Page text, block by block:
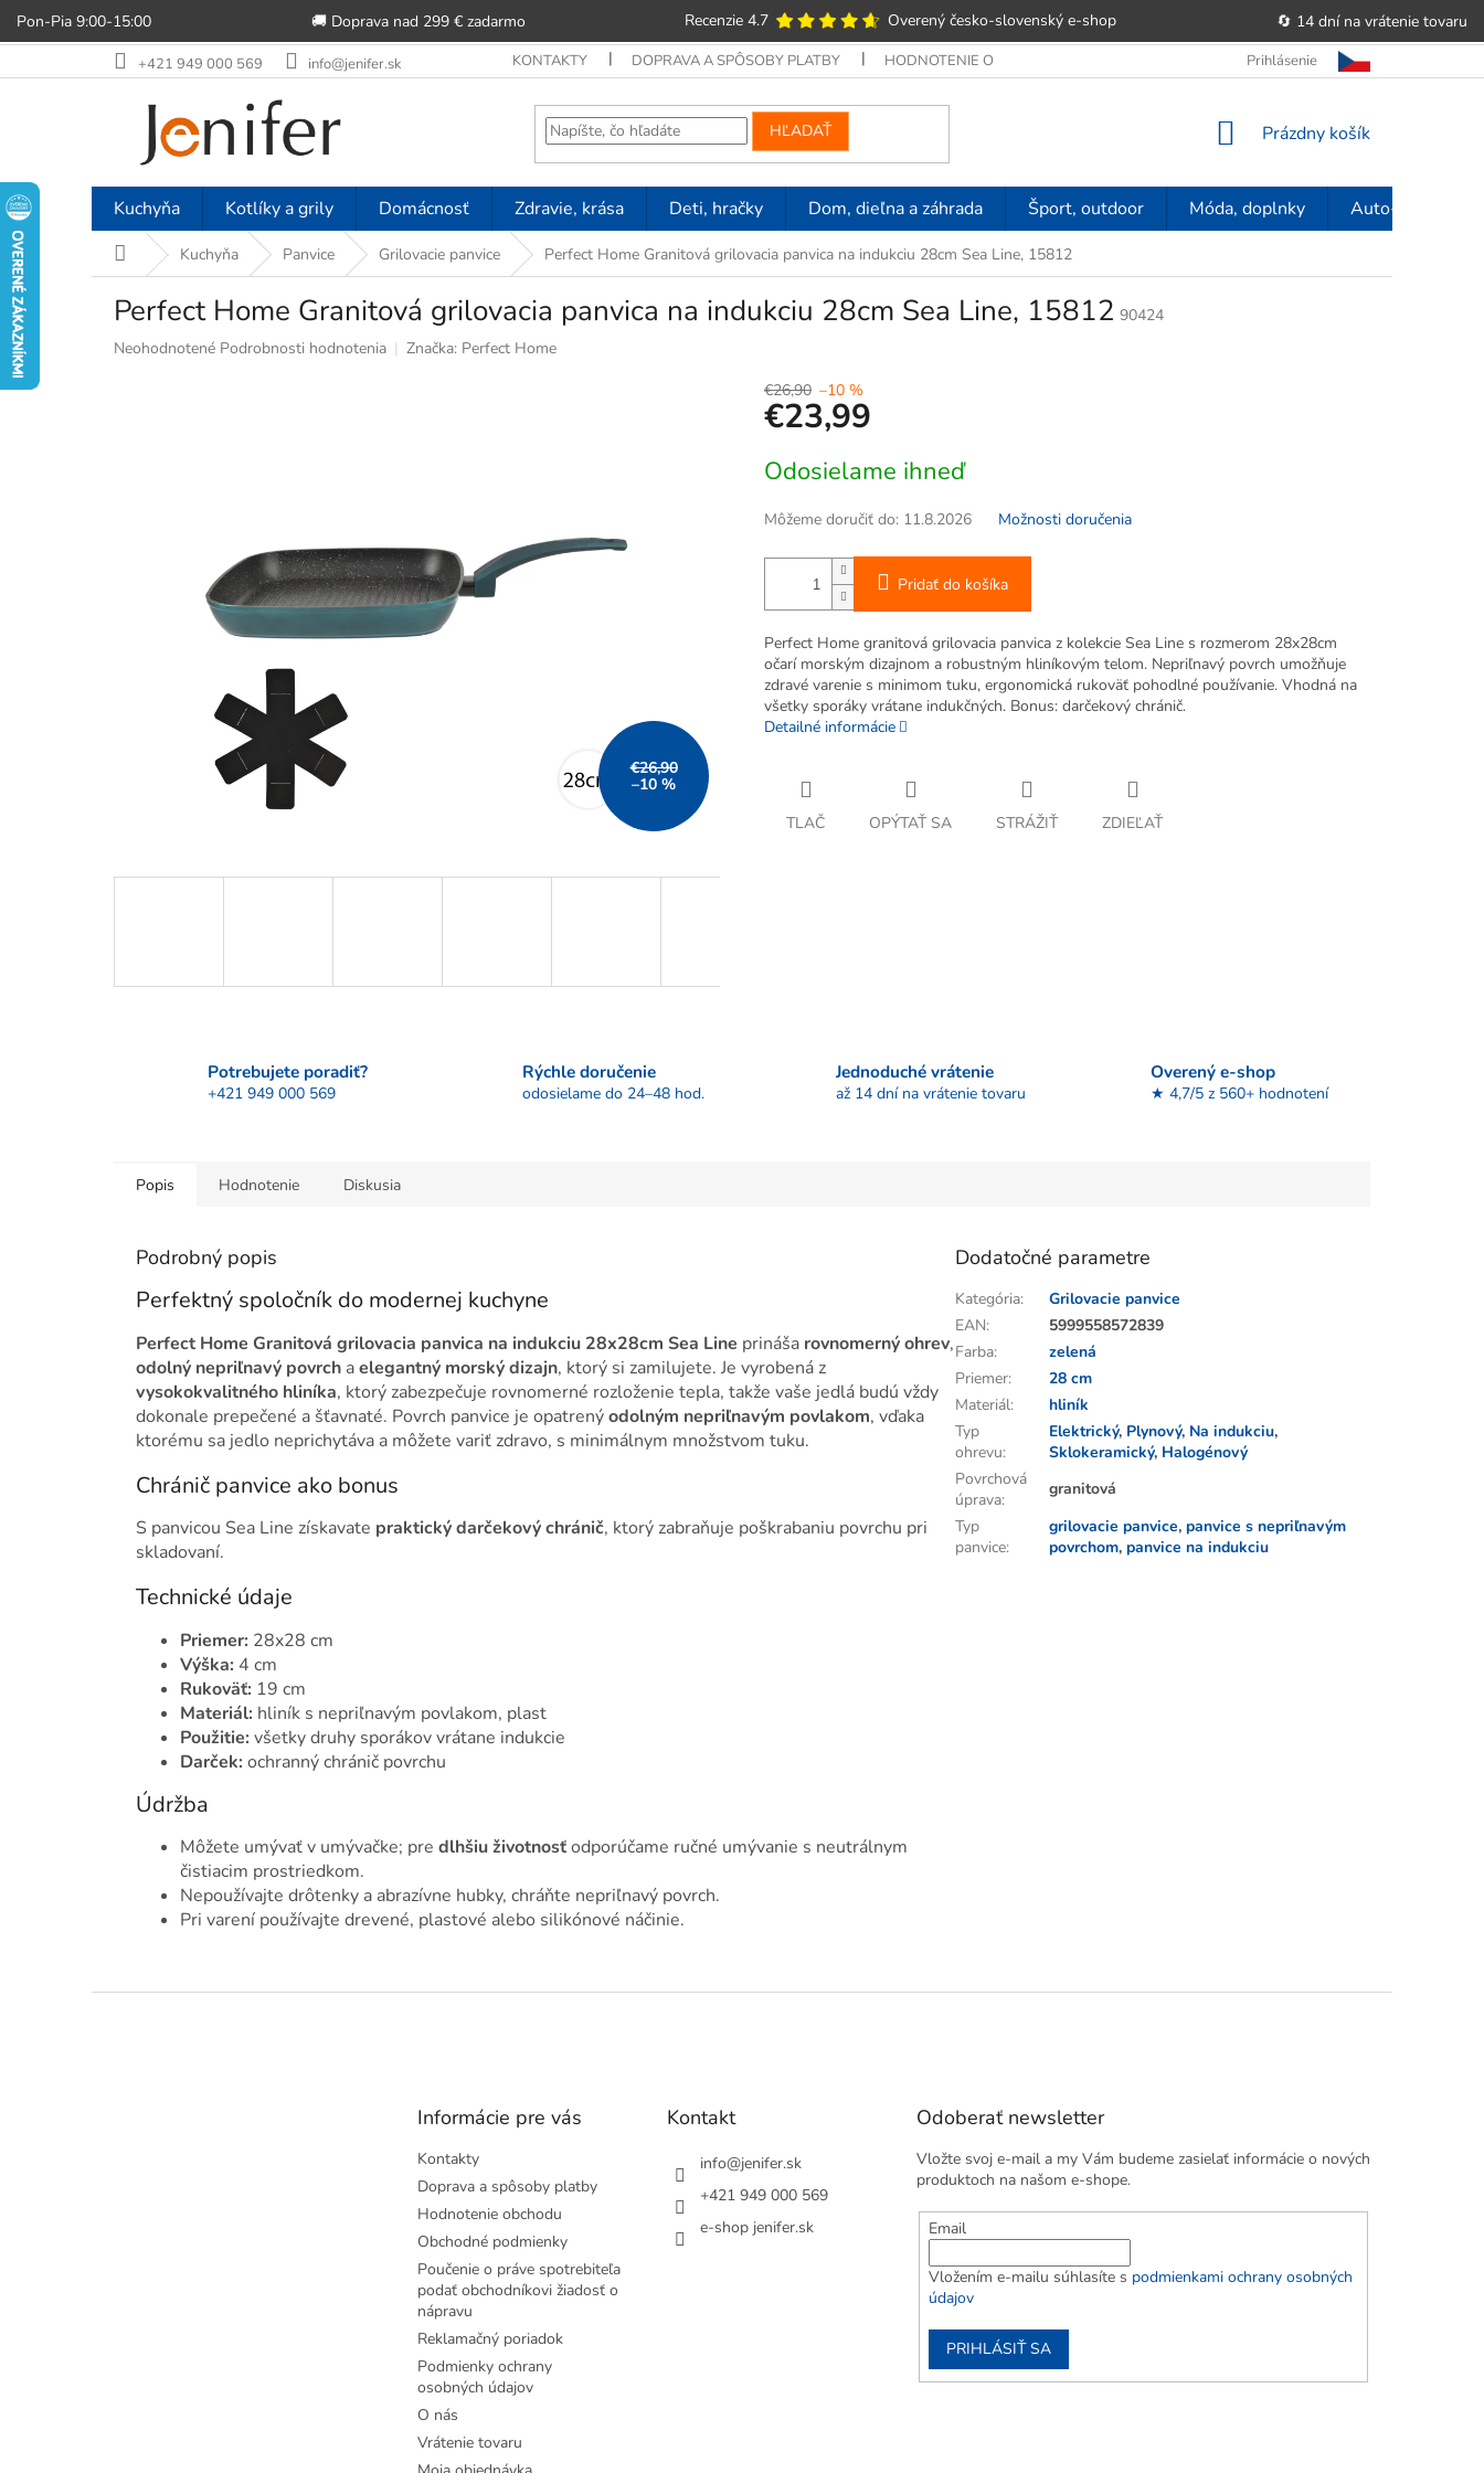
Pon-Pia 9:00-15:00 🚚 Doprava nad 299 € zadarmo Recenzie 4.7 Overený česko-slovenský e‑shop
🔄 14 dní na vrátenie tovaru
na
+421 949 000 569 info@jenifer.sk KONTAKTY DOPRAVA A SPÔSOBY PLATBY HODNOTENIE OBCHODU OBCHODNÉ PODMIENKY POUČENIE O PRÁVE
Prihlásenie
HĽADAŤ
NÁKUPNÝ
Prázdny košík
Kuchyňa Kotlíky a grily Domácnosť Zdravie, krása Deti, hračky Dom, dieľna a záhrada Šport, outdoor Móda, doplnky Auto-moto
DomovKuchyňa Panvice Grilovacie panvice Perfect Home Granitová grilovacia panvica na indukciu 28cm Sea Line, 15812
Perfect Home Granitová grilovacia panvica na indukciu 28cm Sea Line, 15812 90424
Priemerné
Neohodnotené Podrobnosti hodnotenia Značka: Perfect Home
€26,90
–10 %
€26,90 –10 %
€23,99
cena:
Odosielame ihneď
Môžeme doručiť do: 11.8.2026 Možnosti doručenia
Pridať do košíka
Perfect Home granitová grilovacia panvica z kolekcie Sea Line s rozmerom 28x28cm
očarí morským dizajnom a robustným hliníkovým telom. Nepriľnavý povrch umožňuje
zdravé varenie s minimom tuku, ergonomická rukoväť pohodlné používanie. Vhodná na
všetky sporáky vrátane indukčných. Bonus: darčekový chránič.
Detailné informácie
TLAČ OPÝTAŤ SA STRÁŽIŤ ZDIEĽAŤ
Potrebujete poradiť?
+421 949 000 569
Rýchle doručenie
odosielame do 24–48 hod.
Jednoduché vrátenie
až 14 dní na vrátenie tovaru
Overený e-shop
★ 4,7/5 z 560+ hodnotení
Popis Hodnotenie Diskusia
Podrobný popis
Perfektný spoločník do modernej kuchyne
Perfect Home Granitová grilovacia panvica na indukciu 28x28cm Sea Line prináša rovnomerný ohrev,
odolný nepriľnavý povrch aelegantný morský dizajn, ktorý si zamilujete. Je vyrobená z
vysokokvalitného hliníka, ktorý zabezpečuje rovnomerné rozloženie tepla, takže vaše jedlá budú vždy
dokonale prepečené a šťavnaté. Povrch panvice je opatrenýodolným nepriľnavým povlakom, vďaka
ktorému sa jedlo neprichytáva a môžete variť zdravo, s minimálnym množstvom tuku.
Chránič panvice ako bonus
S panvicou Sea Line získavate praktický darčekový chránič, ktorý zabraňuje poškrabaniu povrchu pri
skladovaní.
Technické údaje
Priemer: 28x28 cm
Výška: 4 cm
Rukoväť: 19 cm
Materiál: hliník s nepriľnavým povlakom, plast
Použitie: všetky druhy sporákov vrátane indukcie
Darček: ochranný chránič povrchu
Údržba
Môžete umývať v umývačke; pre dlhšiu životnosťodporúčame ručné umývanie s neutrálnym
čistiacim prostriedkom.
Nepoužívajte drôtenky a abrazívne hubky, chráňte nepriľnavý povrch.
Pri varení používajte drevené, plastové alebo silikónové náčinie.
Dodatočné parametre
Kategória:
Grilovacie panvice
EAN:
5999558572839
Farba:
zelená
Priemer:
28 cm
Materiál:
hliník
Typ
ohrevu:
Elektrický, Plynový, Na indukciu,
Sklokeramický, Halogénový
Povrchová
úprava:
granitová
Typ
panvice:
grilovacie panvice,panvice s nepriľnavým
povrchom,panvice na indukciu
Informácie pre vás
Kontakty
Doprava a spôsoby platby
Hodnotenie obchodu
Obchodné podmienky
Poučenie o práve spotrebiteľa
podať obchodníkovi žiadosť o
nápravu
Reklamačný poriadok
Podmienky ochrany
osobných údajov
O nás
Vrátenie tovaru
Kontakt
info@jenifer.sk
+421 949 000 569
e-shop jenifer.sk
Odoberať newsletter
Vložte svoj e-mail a my Vám budeme zasielať informácie o nových
produktoch na našom e-shope.
Email
Vložením e-mailu súhlasíte s podmienkami ochrany osobných
údajov
PRIHLÁSIŤ SA